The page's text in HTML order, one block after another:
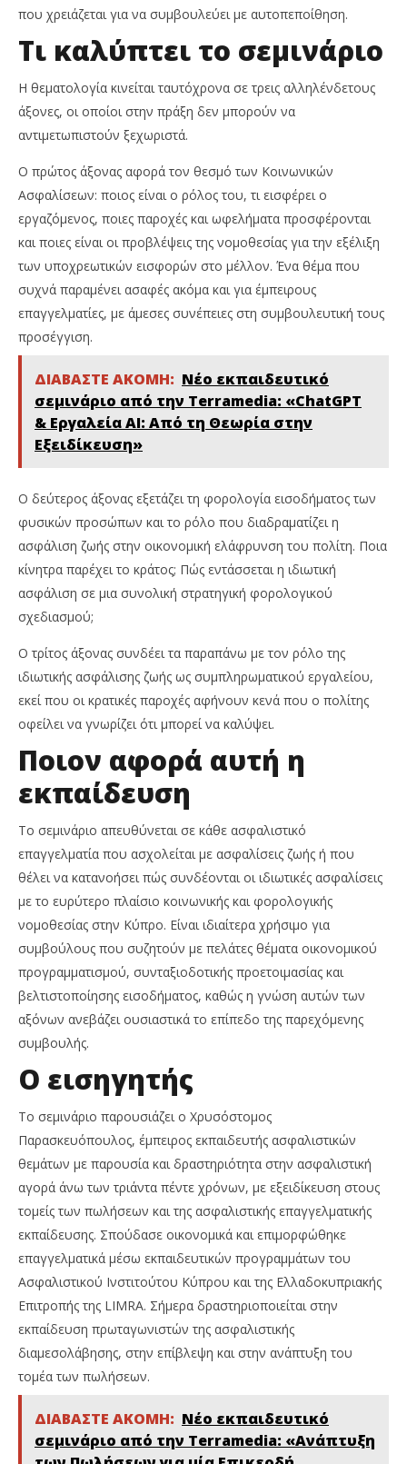
που χρειάζεται για να συμβουλεύει με αυτοπεποίθηση.
Τι καλύπτει το σεμινάριο
Η θεματολογία κινείται ταυτόχρονα σε τρεις αλληλένδετους
άξονες, οι οποίοι στην πράξη δεν μπορούν να
αντιμετωπιστούν ξεχωριστά.
Ο πρώτος άξονας αφορά τον θεσμό των Κοινωνικών
Ασφαλίσεων: ποιος είναι ο ρόλος του, τι εισφέρει ο
εργαζόμενος, ποιες παροχές και ωφελήματα προσφέρονται
και ποιες είναι οι προβλέψεις της νομοθεσίας για την εξέλιξη
των υποχρεωτικών εισφορών στο μέλλον. Ένα θέμα που
συχνά παραμένει ασαφές ακόμα και για έμπειρους
επαγγελματίες, με άμεσες συνέπειες στη συμβουλευτική τους
προσέγγιση.
ΔΙΑΒΑΣΤΕ ΑΚΟΜΗ: Νέο εκπαιδευτικό
σεμινάριο από την Terramedia: «ChatGPT
& Εργαλεία ΑΙ: Από τη Θεωρία στην
Εξειδίκευση»
Ο δεύτερος άξονας εξετάζει τη φορολογία εισοδήματος των
φυσικών προσώπων και το ρόλο που διαδραματίζει η
ασφάλιση ζωής στην οικονομική ελάφρυνση του πολίτη. Ποια
κίνητρα παρέχει το κράτος; Πώς εντάσσεται η ιδιωτική
ασφάλιση σε μια συνολική στρατηγική φορολογικού
σχεδιασμού;
Ο τρίτος άξονας συνδέει τα παραπάνω με τον ρόλο της
ιδιωτικής ασφάλισης ζωής ως συμπληρωματικού εργαλείου,
εκεί που οι κρατικές παροχές αφήνουν κενά που ο πολίτης
οφείλει να γνωρίζει ότι μπορεί να καλύψει.
Ποιον αφορά αυτή η
εκπαίδευση
Το σεμινάριο απευθύνεται σε κάθε ασφαλιστικό
επαγγελματία που ασχολείται με ασφαλίσεις ζωής ή που
θέλει να κατανοήσει πώς συνδέονται οι ιδιωτικές ασφαλίσεις
με το ευρύτερο πλαίσιο κοινωνικής και φορολογικής
νομοθεσίας στην Κύπρο. Είναι ιδιαίτερα χρήσιμο για
συμβούλους που συζητούν με πελάτες θέματα οικονομικού
προγραμματισμού, συνταξιοδοτικής προετοιμασίας και
βελτιστοποίησης εισοδήματος, καθώς η γνώση αυτών των
αξόνων ανεβάζει ουσιαστικά το επίπεδο της παρεχόμενης
συμβουλής.
Ο εισηγητής
Το σεμινάριο παρουσιάζει ο Χρυσόστομος
Παρασκευόπουλος, έμπειρος εκπαιδευτής ασφαλιστικών
θεμάτων με παρουσία και δραστηριότητα στην ασφαλιστική
αγορά άνω των τριάντα πέντε χρόνων, με εξειδίκευση στους
τομείς των πωλήσεων και της ασφαλιστικής επαγγελματικής
εκπαίδευσης. Σπούδασε οικονομικά και επιμορφώθηκε
επαγγελματικά μέσω εκπαιδευτικών προγραμμάτων του
Ασφαλιστικού Ινστιτούτου Κύπρου και της Ελλαδοκυπριακής
Επιτροπής της LIMRA. Σήμερα δραστηριοποιείται στην
εκπαίδευση πρωταγωνιστών της ασφαλιστικής
διαμεσολάβησης, στην επίβλεψη και στην ανάπτυξη του
τομέα των πωλήσεων.
ΔΙΑΒΑΣΤΕ ΑΚΟΜΗ: Νέο εκπαιδευτικό
σεμινάριο από την Terramedia: «Ανάπτυξη